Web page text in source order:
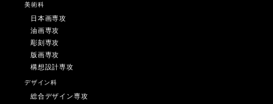
美術科
日本画専攻
油画専攻
彫刻専攻
版画専攻
構想設計専攻
デザイン科
総合デザイン専攻